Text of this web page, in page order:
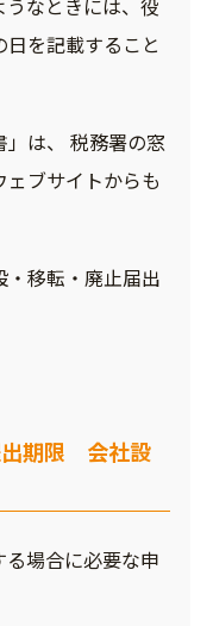
なときには、役
を記載すること
」は、 税務署の窓
ブサイトからも
移転・廃止届出
出期限 会社設
場合に必要な申